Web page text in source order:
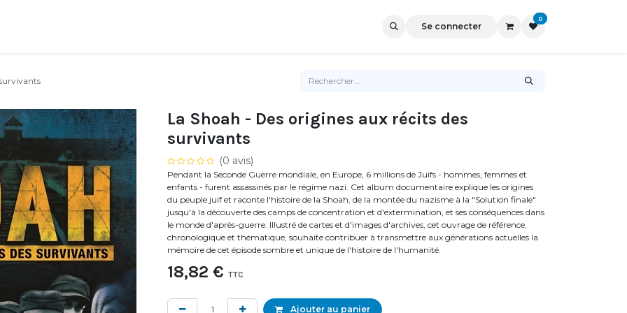
Se connecter
0
La Shoah - Des origines aux récits des
survivants
(0 avis)
Pendant la Seconde Guerre mondiale, en Europe, 6 millions de Juifs - hommes, femmes et
enfants - furent assassinés par le régime nazi. Cet album documentaire explique les origines
du peuple juif et raconte l'histoire de la Shoah, de la montée du nazisme à la "Solution finale"
jusqu'à la découverte des camps de concentration et d'extermination, et ses conséquences dans
le monde d'après-guerre. Illustré de cartes et d'images d'archives, cet ouvrage de référence,
chronologique et thématique, souhaite contribuer à transmettre aux générations actuelles la
mémoire de cet épisode sombre et unique de l'histoire de l'humanité.
18,82 € TTC
Ajouter au panier